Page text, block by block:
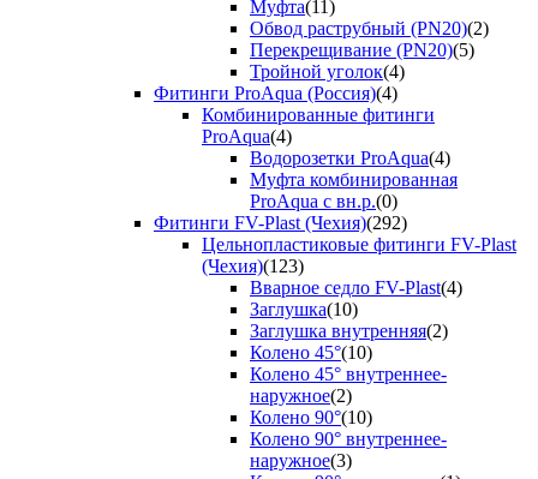
Муфта(11)
Обвод раструбный (PN20)(2)
Перекрещивание (PN20)(5)
Тройной уголок(4)
Фитинги ProAqua (Россия)(4)
Комбинированные фитинги
ProAqua(4)
Водорозетки ProAqua(4)
Муфта комбинированная
ProAqua с вн.р.(0)
Фитинги FV-Plast (Чехия)(292)
Цельнопластиковые фитинги FV-Plast
(Чехия)(123)
Вварное седло FV-Plast(4)
Заглушка(10)
Заглушка внутренняя(2)
Колено 45°(10)
Колено 45° внутреннее-
наружное(2)
Колено 90°(10)
Колено 90° внутреннее-
наружное(3)